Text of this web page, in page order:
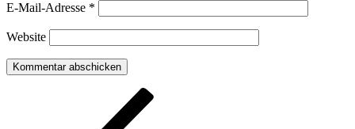
E-Mail-Adresse *
Website
Beitragsnavigation